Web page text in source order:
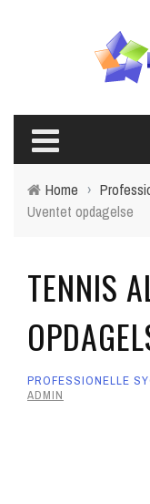
Home ›
Uventet opdagelse
TENNIS
PROFESSIONELLE
ADMIN